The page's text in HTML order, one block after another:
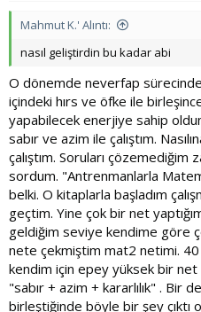
Mahmut K.' Alıntı:
nasıl geliştirdin bu kadar abi
O dönemde neverfap
içindeki hırs ve öfke ile
yapabilecek enerjiye sahip
sabır ve azim ile çalıştım.
çalıştım. Soruları çözemediğim
sordum. "Antrenmanlarla
belki. O kitaplarla başladım
geçtim. Yine çok bir net
geldiğim seviye kendime göre
nete çekmiştim mat2 netimi.
kendim için epey yüksek bir net
"sabır + azim + kararlılık" . Bir
birleştiğinde böyle bir şey çıktı